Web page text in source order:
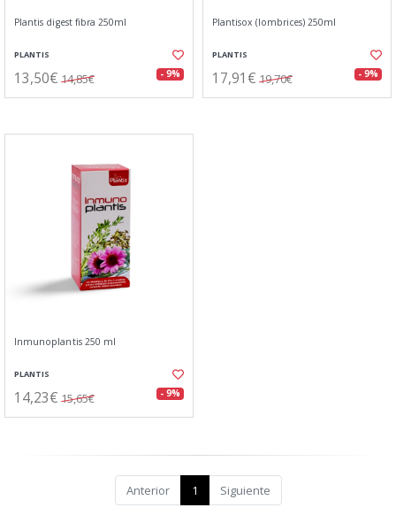
Plantis digest fibra 250ml
PLANTIS
13,50€ 14,85€ - 9%
Plantisox (lombrices) 250ml
PLANTIS
17,91€ 19,70€ - 9%
Inmunoplantis 250 ml
PLANTIS
14,23€ 15,65€ - 9%
Anterior 1 Siguiente